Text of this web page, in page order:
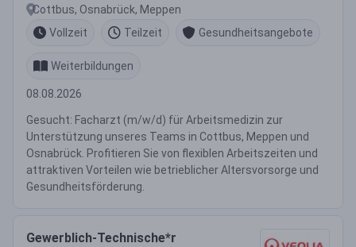
Cottbus, Osnabrück, Meppen
Vollzeit
Teilzeit Gesundheitsangebote
Weiterbildungen
08.08.2026
Gesucht: Facharzt (m/w/d) für Arbeitsmedizin zur
Unterstützung unseres Teams in Cottbus, Meppen und
Osnabrück. Profitieren Sie von flexiblen Arbeitszeiten und
attraktiven Vorteilen wie betrieblicher Altersvorsorge und
Gesundheitsförderung.
Gewerblich-Technische*r